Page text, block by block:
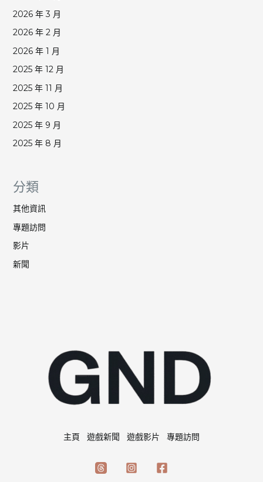
2026 年 3 月
2026 年 2 月
2026 年 1 月
2025 年 12 月
2025 年 11 月
2025 年 10 月
2025 年 9 月
2025 年 8 月
分類
其他資訊
專題訪問
影片
新聞
主頁 遊戲新聞 遊戲影片 專題訪問